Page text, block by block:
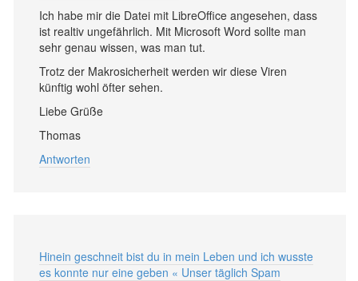
Ich habe mir die Datei mit LibreOffice angesehen, dass
ist realtiv ungefährlich. Mit Microsoft Word sollte man
sehr genau wissen, was man tut.
Trotz der Makrosicherheit werden wir diese Viren
künftig wohl öfter sehen.
Liebe Grüße
Thomas
Antworten
Hinein geschneit bist du in mein Leben und ich wusste
es konnte nur eine geben « Unser täglich Spam